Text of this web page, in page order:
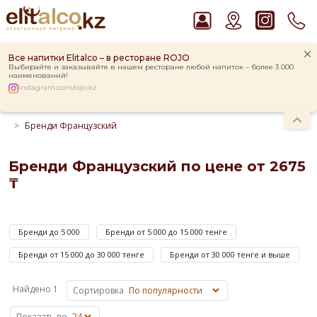
Все напитки Elitalco – в ресторане ROJO
Выбирайте и заказывайте в нашем ресторане любой напиток – более 3 000
наименований!
instagram.com/rojo.kz
Рекомендуем
Водка Smirnoff Red Vodka 37,5%
Бренди Французский
Бренди Французский по цене от 2675
₸
Французский
по
цене
2
675
Бренди до 5 000 Бренди от 5 000 до 15 000 тенге
Бренди от 15 000 до 30 000 тенге Бренди от 30 000 тенге и выше
Найдено 1 Сортировка